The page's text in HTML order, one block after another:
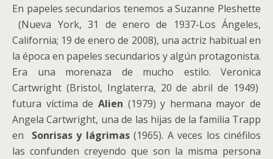
En papeles secundarios tenemos a Suzanne Pleshette
(Nueva York, 31 de enero de 1937-Los Ángeles,
California; 19 de enero de 2008), una actriz habitual en
la época en papeles secundarios y algún protagonista.
Era una morenaza de mucho estilo. Veronica
Cartwright (Bristol, Inglaterra, 20 de abril de 1949)
futura víctima de Alien (1979) y hermana mayor de
Angela Cartwright, una de las hijas de la familia Trapp
en Sonrisas y lágrimas(1965). A veces los cinéfilos
las confunden creyendo que son la misma persona